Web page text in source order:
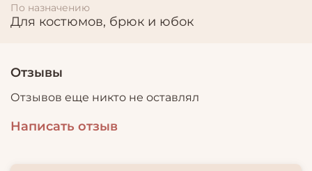
По назначению
Для костюмов, брюк и юбок
Отзывы
Отзывов еще никто не оставлял
Написать отзыв